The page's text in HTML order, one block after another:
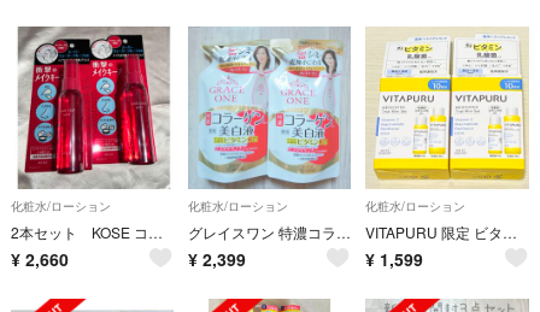
化粧水/ローション
2本セット KOSE コーセー メイク キープ ミスト EX+ 80ml
¥ 2,660
化粧水/ローション
グレイスワン 特濃コラーゲン薬用美白液 つめかえ用200ml 2袋セット
¥ 2,399
化粧水/ローション
VITAPURU 限定 ビタプル トライアルセット2点セット30ml+14ml
¥ 1,599